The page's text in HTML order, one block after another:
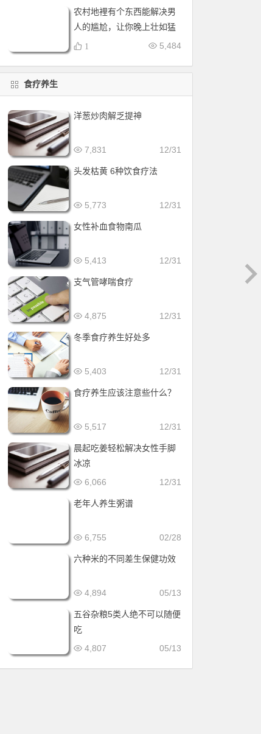
农村地裡有个东西能解决男
人的尴尬，让你晚上壮如猛
牛床受不了
5,484
1
食疗养生
洋葱炒肉解乏提神
12/31
7,831
头发枯黄 6种饮食疗法
12/31
5,773
女性补血食物南瓜
12/31
5,413
支气管哮喘食疗
12/31
4,875
冬季食疗养生好处多
12/31
5,403
食疗养生应该注意些什么？
12/31
5,517
晨起吃姜轻松解决女性手脚
冰凉
12/31
6,066
老年人养生粥谱
02/28
6,755
六种米的不同差生保健功效
05/13
4,894
五谷杂粮5类人绝不可以随便
吃
05/13
4,807